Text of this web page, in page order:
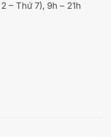
– Thứ 7), 9h – 21h